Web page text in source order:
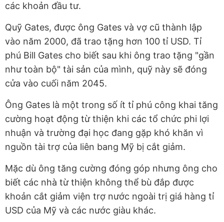
các khoản đầu tư.
Quỹ Gates, được ông Gates và vợ cũ thành lập
vào năm 2000, đã trao tặng hơn 100 tỉ USD. Tỉ
phú Bill Gates cho biết sau khi ông trao tặng "gần
như toàn bộ" tài sản của mình, quỹ này sẽ đóng
cửa vào cuối năm 2045.
Ông Gates là một trong số ít tỉ phú công khai tăng
cường hoạt động từ thiện khi các tổ chức phi lợi
nhuận và trường đại học đang gặp khó khăn vì
nguồn tài trợ của liên bang Mỹ bị cắt giảm.
Mặc dù ông tăng cường đóng góp nhưng ông cho
biết các nhà từ thiện không thể bù đắp được
khoản cắt giảm viện trợ nước ngoài trị giá hàng tỉ
USD của Mỹ và các nước giàu khác.